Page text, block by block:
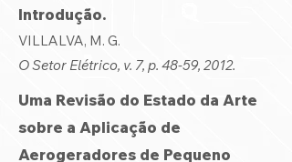
Introdução.
VILLALVA, M. G.
O Setor Elétrico, v. 7, p. 48-59, 2012.
Uma Revisão do Estado da Arte
sobre a Aplicação de
Aerogeradores de Pequeno